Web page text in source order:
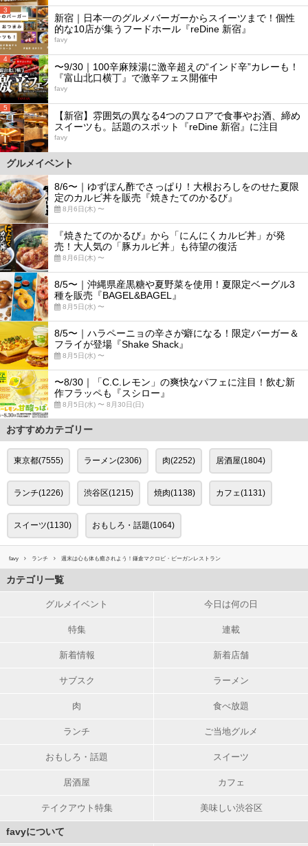
3
新宿｜日本一のグルメバーガーからスイーツまで！個性
的な10店が集うフードホール『reDine 新宿』
favy
4
〜9/30｜100辛麻辣湯に激辛超えの“インド辛”カレーも！
『富山北口横丁』で激辛フェス開催中
favy
5
【新宿】雰囲気の異なる4つのフロアで食事やお酒、締め
スイーツも。話題のスポット『reDine 新宿』に注目
favy
グルメイベント
8/6〜｜ゆずぽん酢でさっぱり！大根おろしをのせた夏限
定のカルビ丼を販売『焼きたてのかるび』
8月6日(木) 〜
『焼きたてのかるび』から「にんにくカルビ丼」が発
売！大人気の「豚カルビ丼」も待望の復活
8月6日(木) 〜
8/5〜｜沖縄県産黒糖や夏野菜を使用！夏限定ベーグル3
種を販売『BAGEL&BAGEL』
8月5日(水) 〜
8/5〜｜ハラペーニョの辛さが癖になる！限定バーガー＆
フライが登場『Shake Shack』
8月5日(水) 〜
〜8/30｜「C.C.レモン」の爽快なパフェに注目！飲む新
作フラッペも『スシロー』
8月5日(水) 〜 8月30日(日)
おすすめカテゴリー
東京都(7555) ラーメン(2306) 肉(2252) 居酒屋(1804)
ランチ(1226) 渋谷区(1215) 焼肉(1138) カフェ(1131)
スイーツ(1130) おもしろ・話題(1064)
favy ランチ 週末は心も体も癒されよう！鎌倉マクロビ・ビーガンレストラン
カテゴリ一覧
グルメイベント 今日は何の日
特集 連載
新着情報 新着店舗
サブスク ラーメン
肉 食べ放題
ランチ ご当地グルメ
おもしろ・話題 スイーツ
居酒屋 カフェ
テイクアウト特集 美味しい渋谷区
favyについて